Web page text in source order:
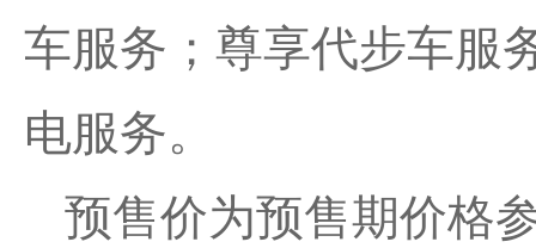
车服务；尊享代步车服
电服务。
预售价为预售期价格